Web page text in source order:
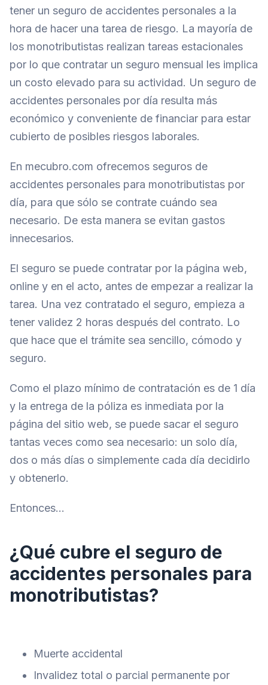
tener un seguro de accidentes personales a la
hora de hacer una tarea de riesgo. La mayoría de
los monotributistas realizan tareas estacionales
por lo que contratar un seguro mensual les implica
un costo elevado para su actividad. Un seguro de
accidentes personales por día resulta más
económico y conveniente de financiar para estar
cubierto de posibles riesgos laborales.
En mecubro.com ofrecemos seguros de
accidentes personales para monotributistas por
día, para que sólo se contrate cuándo sea
necesario. De esta manera se evitan gastos
innecesarios.
El seguro se puede contratar por la página web,
online y en el acto, antes de empezar a realizar la
tarea. Una vez contratado el seguro, empieza a
tener validez 2 horas después del contrato. Lo
que hace que el trámite sea sencillo, cómodo y
seguro.
Como el plazo mínimo de contratación es de 1 día
y la entrega de la póliza es inmediata por la
página del sitio web, se puede sacar el seguro
tantas veces como sea necesario: un solo día,
dos o más días o simplemente cada día decidirlo
y obtenerlo.
Entonces…
¿Qué cubre el seguro de
accidentes personales para
monotributistas?
Muerte accidental
Invalidez total o parcial permanente por